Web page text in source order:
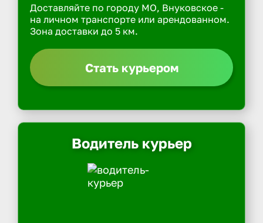
Доставляйте по городу МО, Внуковское -
на личном транспорте или арендованном.
Зона доставки до 5 км.
Стать курьером
Водитель курьер